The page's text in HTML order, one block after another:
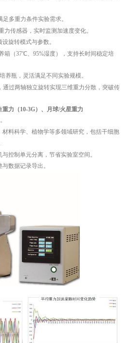
多重力条件实验需求。
力传感器，实时监测加速度变化。
旋转模式与参数。
箱（37℃、95%湿度），支持长时间稳定培
养瓶，灵活满足不同实验规模。
通过两轴独立旋转实现三维重力分散，突破传
重力（10-3G）、月球/火星重力
。
材料科学、植物学等多领域研究，包括干细胞
控制单元分离，节省实验室空间。
数据记录导出。